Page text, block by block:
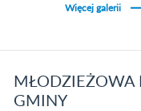
Więcej galerii
MŁODZIEŻOWA
GMINY